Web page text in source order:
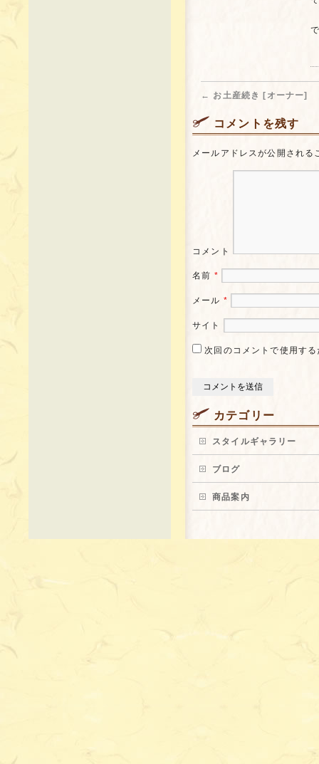
← お土産続き [オーナー]
コメントを残す
メールアドレスが公開される
コメント
名前 *
メール *
サイト
次回のコメントで使用す
カテゴリー
スタイルギャラリー
ブログ
商品案内